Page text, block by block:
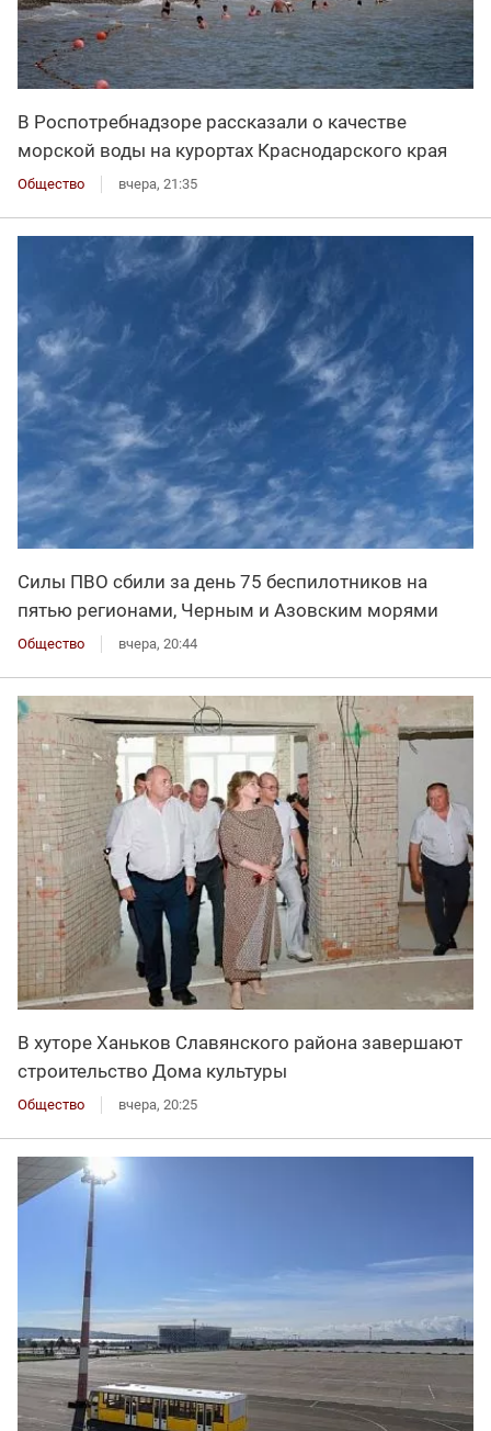
В Роспотребнадзоре рассказали о качестве
морской воды на курортах Краснодарского края
Общество вчера, 21:35
Силы ПВО сбили за день 75 беспилотников на
пятью регионами, Черным и Азовским морями
Общество вчера, 20:44
В хуторе Ханьков Славянского района завершают
строительство Дома культуры
Общество вчера, 20:25